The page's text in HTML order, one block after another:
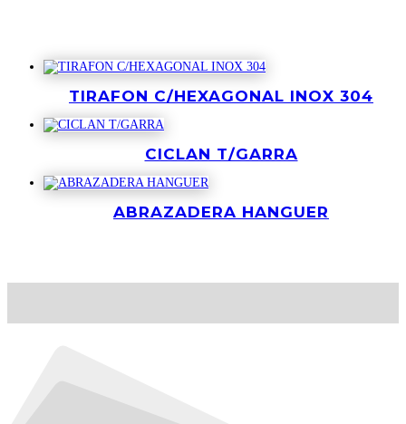
TIRAFON C/HEXAGONAL INOX 304
CICLAN T/GARRA
ABRAZADERA HANGUER